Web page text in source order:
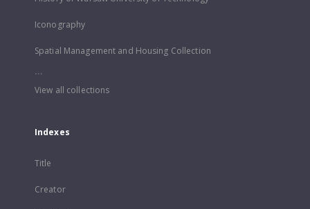
Iconography
Spatial Management and Housing Collection
...
View all collections
Indexes
Title
Creator